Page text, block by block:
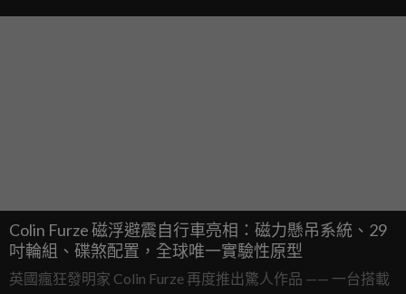
Colin Furze 磁浮避震自行車亮相：磁力懸吊系統、29
吋輪組、碟煞配置，全球唯一實驗性原型
英國瘋狂發明家 Colin Furze 再度推出驚人作品 —— 一台搭載